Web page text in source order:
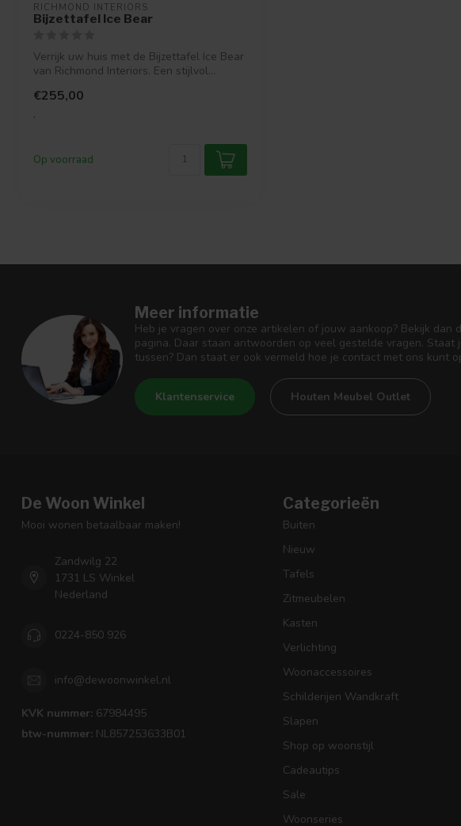
RICHMOND INTERIORS
Bijzettafel Ice Bear
Verrijk uw huis met de Bijzettafel Ice Bear
van Richmond Interiors. Een stijlvol...
€255,00
.
Op voorraad
Meer informatie
Heb je vragen over onze artikelen of jouw aankoop? Bekijk dan
pagina. Daar staan antwoorden op veel gestelde vragen. Staat
tussen? Dan staat er ook vermeld hoe je contact met ons kunt
Klantenservice Houten Meubel Outlet
De Woon Winkel
Mooi wonen betaalbaar maken!
Zandwilg 22
1731 LS Winkel
Nederland
0224-850 926
info@dewoonwinkel.nl
KVK nummer: 67984495
btw-nummer: NL857253633B01
Categorieën
Buiten
Nieuw
Tafels
Zitmeubelen
Kasten
Verlichting
Woonaccessoires
Schilderijen Wandkraft
Slapen
Shop op woonstijl
Cadeautips
Sale
Woonseries